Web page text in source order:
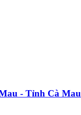
- Tỉnh Cà Mau